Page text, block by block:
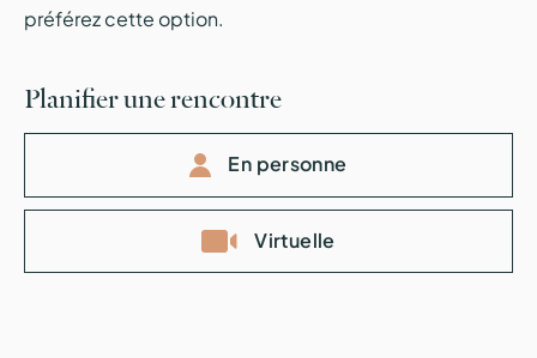
préférez cette option.
Planifier une rencontre
En personne
Virtuelle